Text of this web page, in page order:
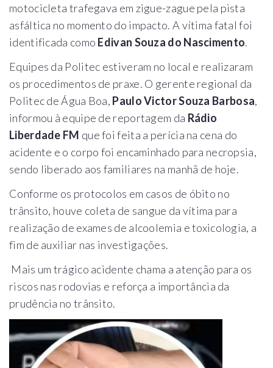
motocicleta trafegava em zigue-zague pela pista
asfáltica no momento do impacto. A vítima fatal foi
identificada como Edivan Souza do Nascimento.
Equipes da Politec estiveram no local e realizaram
os procedimentos de praxe. O gerente regional da
Politec de Água Boa, Paulo Victor Souza Barbosa,
informou à equipe de reportagem da Rádio
Liberdade FM que foi feita a perícia na cena do
acidente e o corpo foi encaminhado para necropsia,
sendo liberado aos familiares na manhã de hoje.
Conforme os protocolos em casos de óbito no
trânsito, houve coleta de sangue da vítima para
realização de exames de alcoolemia e toxicologia, a
fim de auxiliar nas investigações.
Mais um trágico acidente chama a atenção para os
riscos nas rodovias e reforça a importância da
prudência no trânsito.